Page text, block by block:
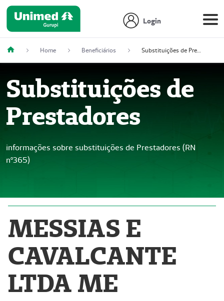
Login
Home Beneficiários Substituições de Prestadores
Substituições de
Prestadores
informações sobre substituições de Prestadores (RN
nº365)
MESSIAS E
CAVALCANTE
LTDA ME